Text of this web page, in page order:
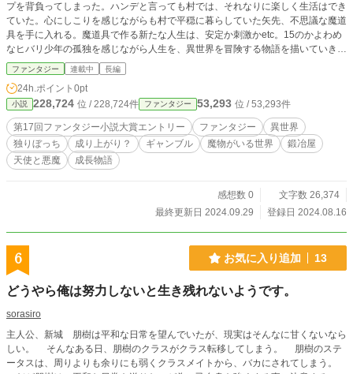
プを背負ってしまった。ハンデと言っても村では、それなりに楽しく生活はでき
ていた。心にしこりを感じながらも村で平穏に暮らしていた矢先、不思議な魔道
具を手に入れる。魔道具で作る新たな人生は、安定か刺激かetc。15のかよわめ
なヒバリ少年の孤独を感じながら人生を、異世界を冒険する物語を描いていきま
す。
ファンタジー 連載中 長編
24h.ポイント 0pt
小説 228,724 位 / 228,724件 ファンタジー 53,293 位 / 53,293件
第17回ファンタジー小説大賞エントリー ファンタジー
異世界
独りぼっち
成り上がり？ ギャンブル 魔物がいる世界
鍛冶屋
天使と悪魔
成長物語
感想数 0
文字数 26,374
最終更新日 2024.09.29
登録日 2024.08.16
6 お気に入り追加 13
どうやら俺は努力しないと生き残れないようです。
sorasiro
主人公、新城 朋樹は平和な日常を望んでいたが、現実はそんなに甘くないなら
しい。 そんなある日、朋樹のクラスがクラス転移してしまう。 朋樹のステ
ータスは、周りよりも余りにも弱くクラスメイトから、バカにされてしまう。